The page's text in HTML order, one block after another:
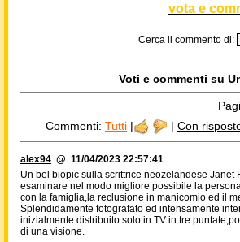
vota e
Cerca il commento di:
Voti e commenti su
Commenti: Tutti | | Con
alex94 @ 11/04/2023 22:57:41
Un bel biopic sulla scrittrice neozelandese
esaminare nel modo migliore possibile la
con la famiglia,la reclusione in manicomio ed il
Splendidamente fotografato ed intensamente
inizialmente distribuito solo in TV in tre
di una visione.